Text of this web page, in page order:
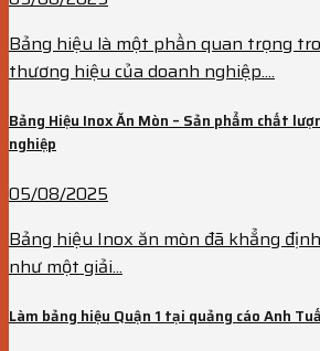
Bảng hiệu là một phần quan trọng
thương hiệu của doanh nghiệp....
Bảng Hiệu Inox Ăn Mòn – Sản phẩm chất
nghiệp
05/08/2025
Bảng hiệu Inox ăn mòn đã khẳng
như một giải...
Làm bảng hiệu Quận 1 tại quảng cáo Anh